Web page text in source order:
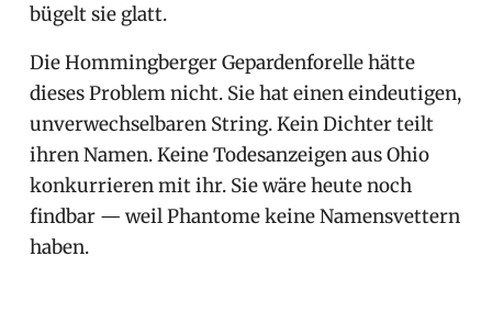
bügelt sie glatt.
Die Hommingberger Gepardenforelle hätte
dieses Problem nicht. Sie hat einen eindeutigen,
unverwechselbaren String. Kein Dichter teilt
ihren Namen. Keine Todesanzeigen aus Ohio
konkurrieren mit ihr. Sie wäre heute noch
findbar — weil Phantome keine Namensvettern
haben.